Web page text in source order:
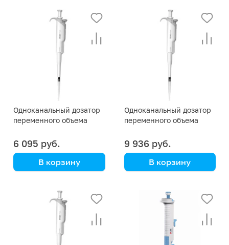
Одноканальный дозатор
переменного объема
6 095 руб.
В корзину
Одноканальный дозатор
переменного объема
мкл
9 936 руб.
В корзину